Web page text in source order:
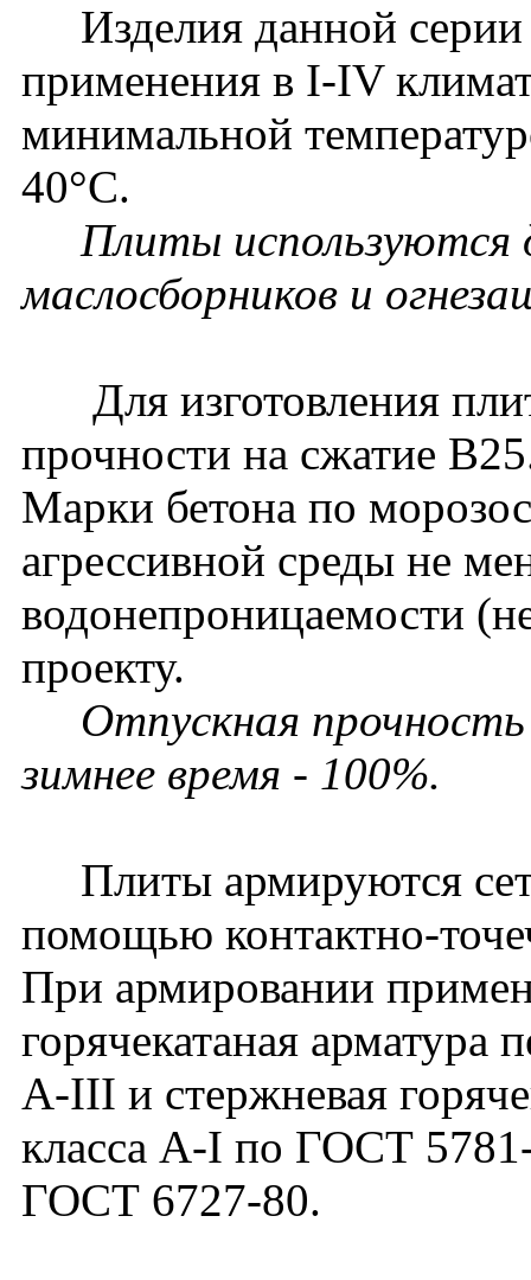
Изделия данной серии
применения в I-IV
минимальной
40°С.
Плиты используются
маслосборников и
Для изготовления
прочности на сжатие
Марки бетона по
агрессивной среды не
водонепроницаемости
проекту.
Отпускная
зимнее время - 100%.
Плиты армируются
помощью контактно-
При армировании
горячекатаная арматура
А-III и стержневая
класса А-I по ГОСТ
ГОСТ 6727-80.